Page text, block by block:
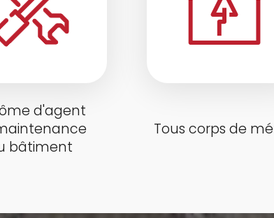
d'agent
bâtiment
Tous corps de